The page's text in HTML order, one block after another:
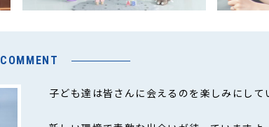
COMMENT
子ども達は皆さんに会えるのを楽しみにして